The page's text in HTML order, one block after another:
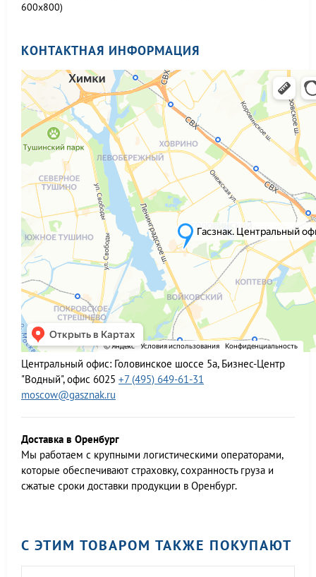
600х800)
КОНТАКТНАЯ ИНФОРМАЦИЯ
Центральный офис: Головинское шоссе 5а, Бизнес-Центр
"Водный", офис 6025 +7 (495) 649-61-31
moscow@gasznak.ru
Доставка в Оренбург
Мы работаем c крупными логистическими операторами,
которые обеспечивают страховку, сохранность груза и
сжатые сроки доставки продукции в Оренбург.
С ЭТИМ ТОВАРОМ ТАКЖЕ ПОКУПАЮТ